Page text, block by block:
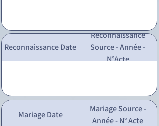
Reconnaissance Date
Reconnaissance
Source - Année -
N°Acte
Mariage Date
Mariage Source -
Année - N° Acte